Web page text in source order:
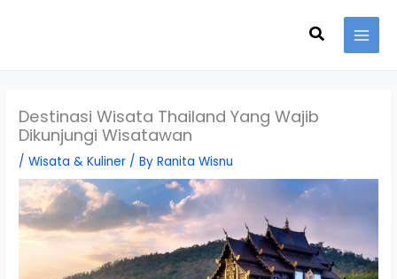
Search
Destinasi Wisata Thailand Yang Wajib
Dikunjungi Wisatawan
/Wisata & Kuliner / ByRanita Wisnu